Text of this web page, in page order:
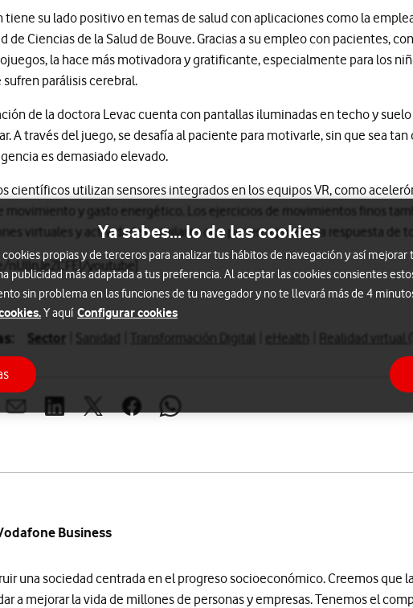
su lado positivo en temas de salud con aplicaciones como la
de Ciencias de la Salud de Bouve. Gracias a su empleo con pacientes,
la hace más motivadora y gratificante, especialmente para los
parálisis cerebral.
de la doctora Levac cuenta con pantallas iluminadas en techo y
A través del juego, se desafía al paciente para motivarle, sin que sea
es demasiado elevado.
científicos utilizan sensores integrados en los equipos VR, como
movimiento y gasto energético. Los ejercicios de movimientos finos
virtuales y actividades similares que ponen a prueba la respuesta de
youtube]
Sector Sanidad Transformación Digital eHealth Realidad virtual
Abrir ventana para compartir en mail
Abrir ventana para compartir en linkedin
Abrir ventana para compartir en twitter
Abrir ventana para compartir en facebook
Abrir ventana para compartir en whatsapp
Business
una sociedad centrada en el progreso socioeconómico. Creemos que
a mejorar la vida de millones de personas y empresas. Tenemos el
Ya sabes... lo de las cookies
propias y de terceros para analizar tus hábitos de navegación y así mejorar
publicidad más adaptada a tus preferencia. Al aceptar las cookies consientes
sin problema en las funciones de tu navegador y no te llevará más de 4
Y aquí Configurar cookies